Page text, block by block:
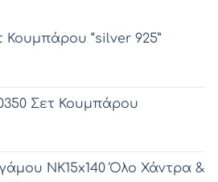
Κουμπάρου “silver 925”
Σετ Κουμπάρου
ΝΚ15x140 Όλο Χάντρα &